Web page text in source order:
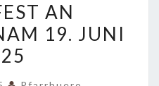
AN
FRONLEICHNAM
19.
AN
19. JUNI